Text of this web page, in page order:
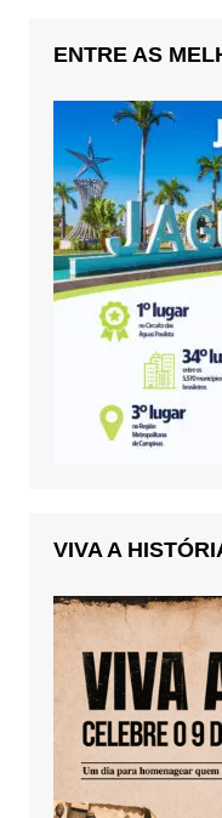
ENTRE AS
VIVA A